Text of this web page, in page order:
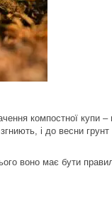
компостної купи –
і до весни
воно має бути